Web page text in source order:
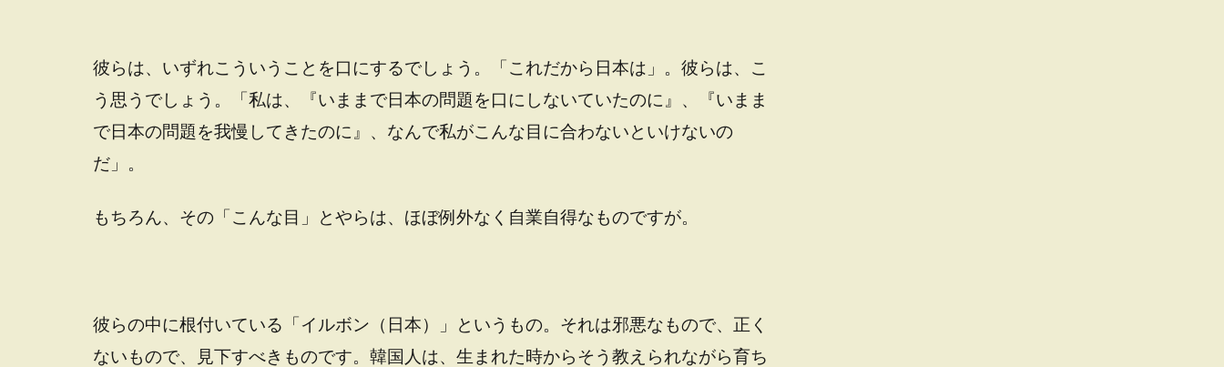
彼らは、いずれこういうことを口にするでしょう。「これだから日本は」。彼らは、こ
う思うでしょう。「私は、『いままで日本の問題を口にしないていたのに』、『いまま
で日本の問題を我慢してきたのに』、なんで私がこんな目に合わないといけないの
だ」。
もちろん、その「こんな目」とやらは、ほぼ例外なく自業自得なものですが。
彼らの中に根付いている「イルボン（日本）」というもの。それは邪悪なもので、正く
ないもので、見下すべきものです。韓国人は、生まれた時からそう教えられながら育ち